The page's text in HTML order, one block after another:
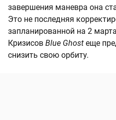
завершения маневра она
Это не последняя
запланированной на 2
Кризисов Blue Ghost еще
снизить свою орбиту.